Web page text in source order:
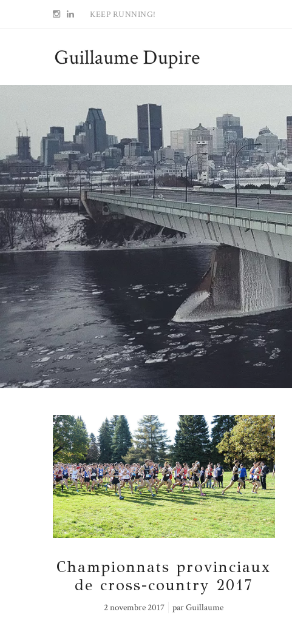
KEEP RUNNING!
Championnats provinciaux
de cross-country 2017
2 novembre 2017 parGuillaume